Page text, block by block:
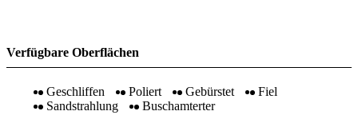
Verfügbare Oberflächen
Geschliffen Poliert Gebürstet
Fiel
Sandstrahlung
Buschamterter